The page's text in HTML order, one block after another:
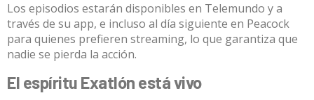
Los episodios estarán disponibles en Telemundo y a
través de su app, e incluso al día siguiente en Peacock
para quienes prefieren streaming, lo que garantiza que
nadie se pierda la acción.​
El espíritu Exatlón está vivo